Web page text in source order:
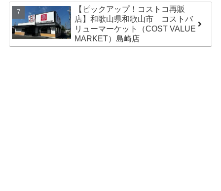
【ピックアップ！コストコ再販
店】和歌山県和歌山市 コストバ
リューマーケット（COST VALUE
MARKET）島崎店